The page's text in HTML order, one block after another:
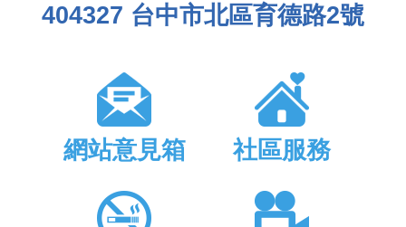
404327 台中市北區育德路2號
網站意見箱 社區服務